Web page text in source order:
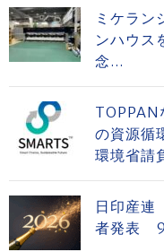
ミケラ
ンハウ
念...
の資源循
環境省請
日印産
者発表 9